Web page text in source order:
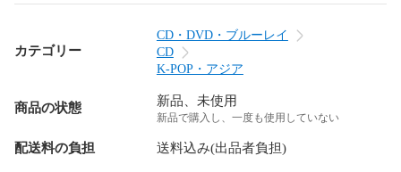
カテゴリー
CD・DVD・ブルーレイ
CD
K-POP・アジア
商品の状態 新品、未使用
新品で購入し、一度も使用していない
配送料の負担 送料込み(出品者負担)